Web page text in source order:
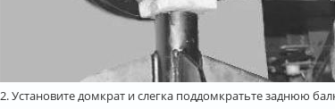
2. Установите домкрат и слегка поддомкратьте заднюю